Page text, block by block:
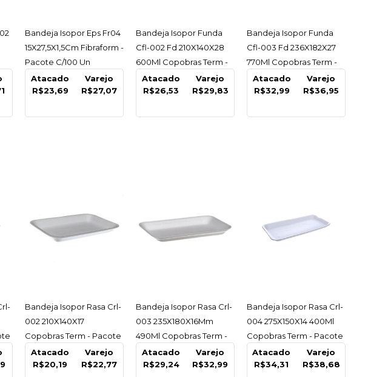
Assarapido Cozinha Filme
Poliester
Carnes/Peixes/Aves
Wyda - Pacote C/10 Un
COMPARAR LISTA DE DESEJO
PANO PRATIC
ACESSAR
Bandeja Isopor Eps Fr04
15X27,5X1,5Cm Fibraform -
Pacote C/100 Un
Atacado
R$23,69
Varejo
R$27,07
ACESSAR
Bandeja Isopor Funda
Cfl-002 Fd 210X140X28
600Ml Copobras Term -
Pacote C/100 Un
Atacado
R$26,53
Varejo
R$29,83
ACESSAR
Bandeja Isopor Funda
Cfl-003 Fd 236X182X27
770Ml Copobras Term -
Pacote C/100 Un
Atacado
R$32,99
Varejo
R$36,95
ACESSAR
Bandeja Isopor Rasa Crl-
002 210X140X17
Copobras Term - Pacote
C/100 Un
Atacado
R$20,19
Varejo
R$22,77
ACESSAR
Bandeja Isopor Rasa Crl-
003 235X180X16Mm
490Ml Copobras Term -
Pacote C/100 Un
Atacado
R$29,24
Varejo
R$32,99
ACESSAR
Bandeja Isopor Rasa Crl-
004 275X150X14 400Ml
Copobras Term - Pacote
C/100 Un
Atacado
R$34,31
Varejo
R$38,68